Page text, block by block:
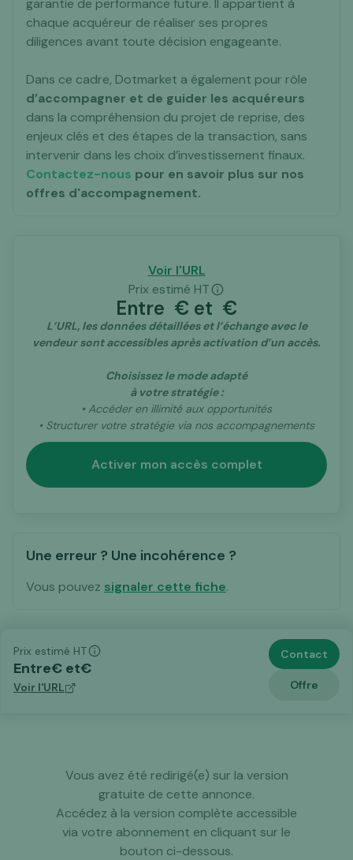
garantie de performance future. Il appartient à
chaque acquéreur de réaliser ses propres
diligences avant toute décision engageante.
Dans ce cadre, Dotmarket a également pour rôle
d’accompagner et de guider les acquéreurs
dans la compréhension du projet de reprise, des
enjeux clés et des étapes de la transaction, sans
intervenir dans les choix d’investissement finaux.
Contactez-nous pour en savoir plus sur nos
offres d'accompagnement.
Voir l'URL
Prix estimé HT
Entre € et €
L’URL, les données détaillées et l’échange avec le
vendeur sont accessibles après activation d’un accès.
Choisissez le mode adapté
à votre stratégie :
• Accéder en illimité aux opportunités
• Structurer votre stratégie via nos accompagnements
Activer mon accès complet
Une erreur ? Une incohérence ?
Vous pouvez signaler cette fiche.
Prix estimé HT
Entre€ et€
Voir l'URL
Contact
Offre
Vous avez été redirigé(e) sur la version
gratuite de cette annonce.
Accédez à la version complète accessible
via votre abonnement en cliquant sur le
bouton ci-dessous.